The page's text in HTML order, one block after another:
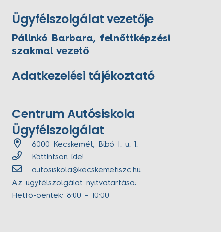
Ügyfélszolgálat vezetője
Pálinkó Barbara, felnőttképzési
szakmai vezető
Adatkezelési tájékoztató
Centrum Autósiskola
Ügyfélszolgálat
6000 Kecskemét, Bibó I. u. 1.
Kattintson ide!
autosiskola@kecskemetiszc.hu
Az ügyfélszolgálat nyitvatartása:
Hétfő-péntek: 8:00 – 10:00